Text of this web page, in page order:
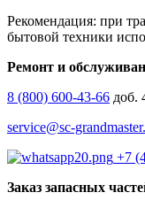
Рекомендация: при
бытовой техники
Ремонт и
8 (800) 600-43-66 доб.
service@sc-
+7
Заказ запасных